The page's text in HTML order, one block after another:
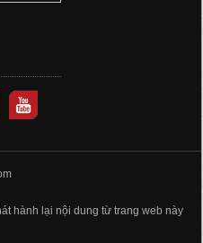
hành lại nội dung từ trang web này